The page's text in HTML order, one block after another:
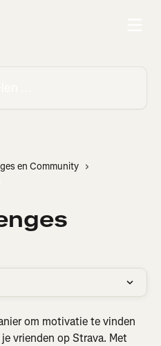
en Community
om motivatie te vinden
vrienden op Strava. Met